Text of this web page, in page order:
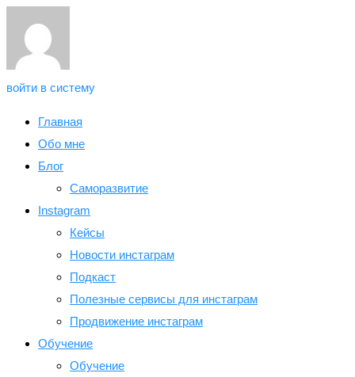
войти в систему
Главная
Обо мне
Блог
Саморазвитие
Instagram
Кейсы
Новости инстаграм
Подкаст
Полезные сервисы для инстаграм
Продвижение инстаграм
Обучение
Обучение